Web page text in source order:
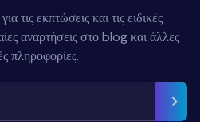
τις εκπτώσεις και τις ειδικές
αναρτήσεις στο blog και άλλες
πληροφορίες.